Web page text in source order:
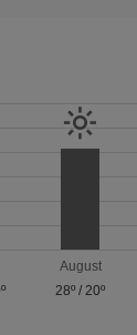
August
28º /20º